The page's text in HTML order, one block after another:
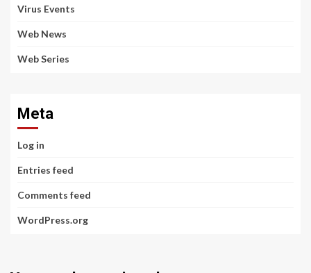
Virus Events
Web News
Web Series
Meta
Log in
Entries feed
Comments feed
WordPress.org